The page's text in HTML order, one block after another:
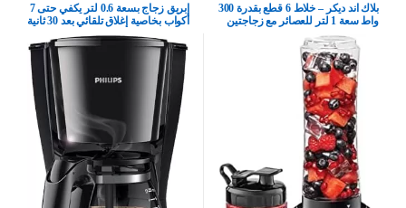
بلاك اند ديكر – خلاط 6 قطع بقدرة 300
واط سعة 1 لتر للعصائر مع زجاجتين
رياضيتين وعصارة حمضيات
وملحقات، امن للاستخدام في غسالة
الصحون، اسود، SBX300
إبريق زجاج بسعة 0.6 لتر يكفي حتى 7
أكواب بخاصية إغلاق تلقائي بعد 30 ثانية
وبدون فلتر من فيليبس، موديل
HD7432/20، أسود